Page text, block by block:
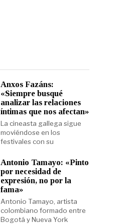
Anxos Fazáns:
«Siempre busqué
analizar las relaciones
íntimas que nos afectan»
La cineasta gallega sigue
moviéndose en los
festivales con su
Antonio Tamayo: «Pinto
por necesidad de
expresión, no por la
fama»
Antonio Tamayo, artista
colombiano formado entre
Bogotá y Nueva York